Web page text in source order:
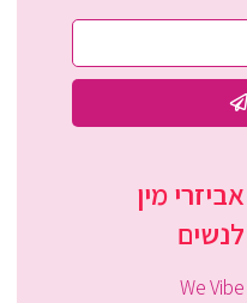
אביזרי מין
לנשים
We Vibe